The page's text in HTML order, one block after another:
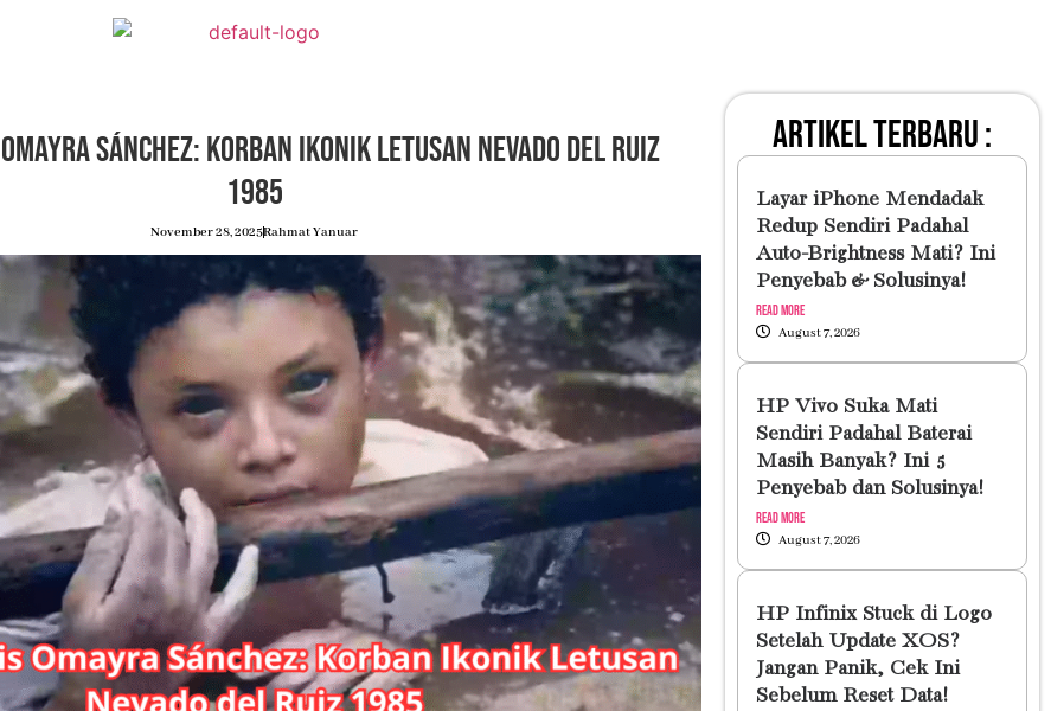
Sánchez: Korban Ikonik Letusan Nevado del Ruiz
1985
November 28, 2025Rahmat Yanuar
artikel terbaru :
Layar iPhone Mendadak
Redup Sendiri Padahal
Auto-Brightness Mati? Ini
Penyebab & Solusinya!
Read More
August 7, 2026
HP Vivo Suka Mati
Sendiri Padahal Baterai
Masih Banyak? Ini 5
Penyebab dan Solusinya!
Read More
August 7, 2026
HP Infinix Stuck di Logo
Setelah Update XOS?
Jangan Panik, Cek Ini
Sebelum Reset Data!